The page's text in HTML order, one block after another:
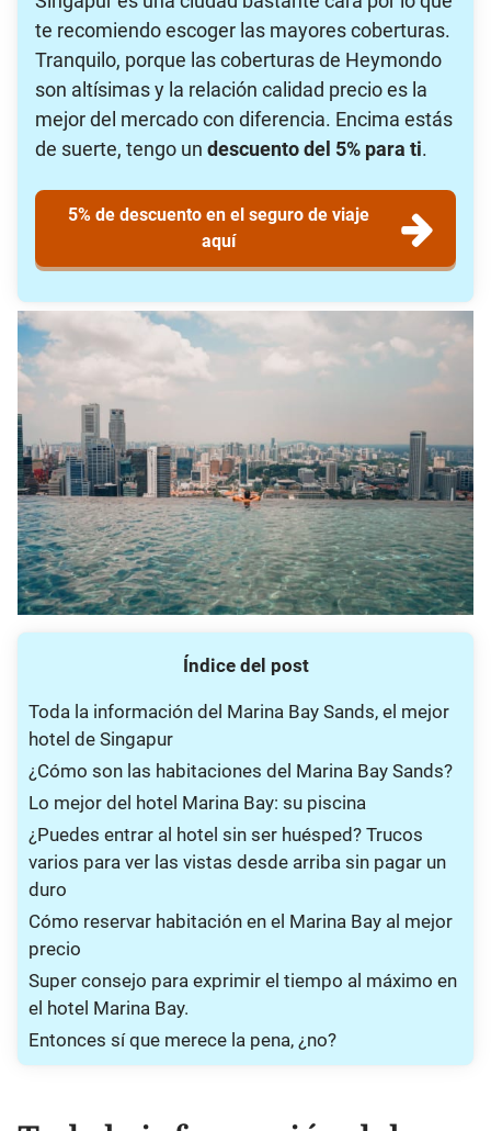
te recomiendo escoger las mayores coberturas.
Tranquilo, porque las coberturas de Heymondo
son altísimas y la relación calidad precio es la
mejor del mercado con diferencia. Encima estás
de suerte, tengo un descuento del 5% para ti.
5% de descuento en el seguro de viaje
aquí
Índice del post
Toda la información del Marina Bay Sands, el mejor
hotel de Singapur
¿Cómo son las habitaciones del Marina Bay Sands?
Lo mejor del hotel Marina Bay: su piscina
¿Puedes entrar al hotel sin ser huésped? Trucos
varios para ver las vistas desde arriba sin pagar un
duro
Cómo reservar habitación en el Marina Bay al mejor
precio
Super consejo para exprimir el tiempo al máximo en
el hotel Marina Bay.
Entonces sí que merece la pena, ¿no?